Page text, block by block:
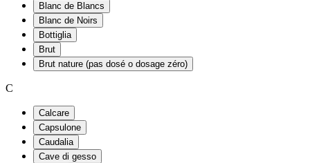
Blanc de Blancs
Blanc de Noirs
Bottiglia
Brut
Brut nature (pas dosé o dosage zéro)
C
Calcare
Capsulone
Caudalia
Cave di gesso